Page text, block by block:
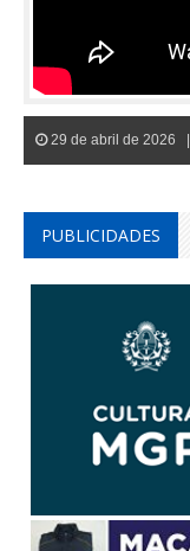
29 de abril de 2026 |
PUBLICIDADES